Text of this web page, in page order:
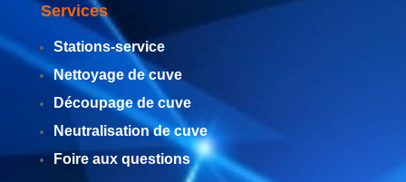
Services
Stations-service
Nettoyage de cuve
Découpage de cuve
Neutralisation de cuve
Foire aux questions